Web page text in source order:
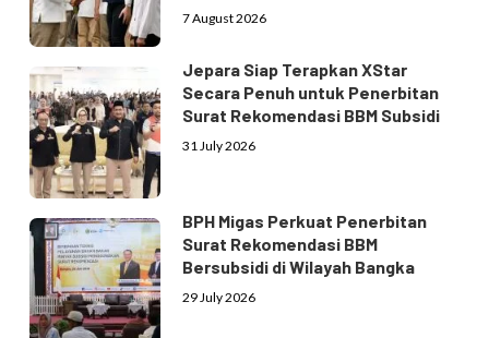
7 August 2026
Jepara Siap Terapkan XStar
Secara Penuh untuk Penerbitan
Surat Rekomendasi BBM Subsidi
31 July 2026
BPH Migas Perkuat Penerbitan
Surat Rekomendasi BBM
Bersubsidi di Wilayah Bangka
29 July 2026